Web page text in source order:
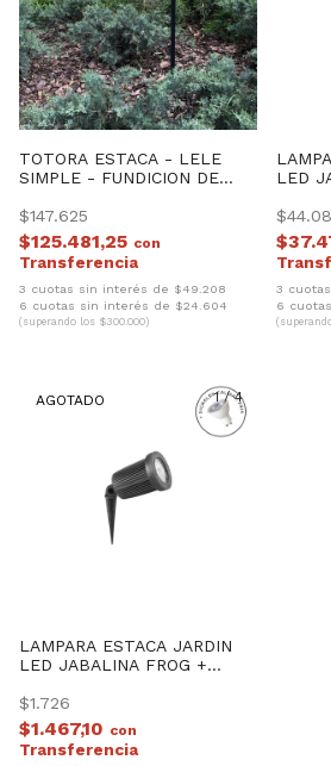
TOTORA ESTACA - LELE
SIMPLE - FUNDICION DE
$147.625
$125.481,25 con
3 cuotas sin interés de $49.208
6 cuotas sin interés de $24.604
(superando los $300.000)
LED
3
6
1/4
LAMPARA ESTACA JARDIN
LED JABALINA FROG +
$1.726
$1.467,10 con